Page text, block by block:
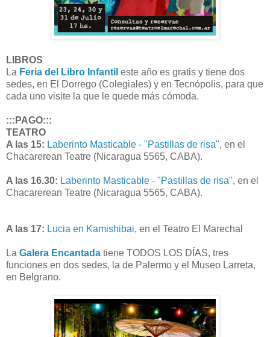
LIBROS
La Feria del Libro Infantil este año es gratis y tiene dos
sedes, en El Dorrego (Colegiales) y en Tecnópolis, para que
cada uno visite la que le quede más cómoda.
:::PAGO:::
TEATRO
A las 15: Laberinto Masticable - "Pastillas de risa", en el
Chacarerean Teatre (Nicaragua 5565, CABA).
A las 16.30: Laberinto Masticable - "Pastillas de risa", en el
Chacarerean Teatre (Nicaragua 5565, CABA).
A las 17: Lucia en Kamishibai, en el Teatro El Marechal
La Galera Encantada tiene TODOS LOS DÍAS, tres
funciones en dos sedes, la de Palermo y el Museo Larreta,
en Belgrano.